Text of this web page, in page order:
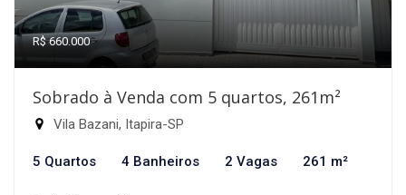
R$ 660.000
Sobrado à Venda com 5 quartos, 261m²
Vila Bazani, Itapira-SP
5 Quartos 4 Banheiros 2 Vagas 261 m²